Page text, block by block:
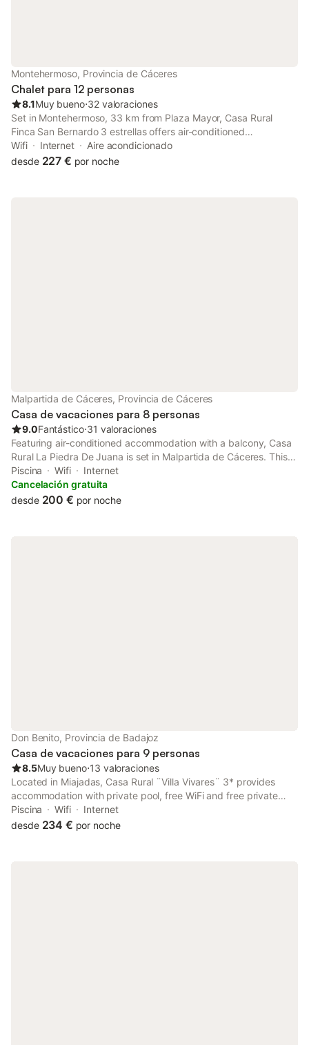
actividades locales.
Montehermoso, Provincia de Cáceres
Chalet para 12 personas
8.1Muy bueno⋅32 valoraciones
Set in Montehermoso, 33 km from Plaza Mayor, Casa Rural
Finca San Bernardo 3 estrellas offers air-conditioned
accommodation and free bikes. This property offers access to a
terrace and free private parking. The homestay has family
Wifi Internet
Aire acondicionado
desde 227 € por noche
Malpartida de Cáceres, Provincia de Cáceres
Casa de vacaciones para 8 personas
9.0Fantástico⋅31 valoraciones
Featuring air-conditioned accommodation with a balcony, Casa
Rural La Piedra De Juana is set in Malpartida de Cáceres. This
holiday home features a private pool, a garden, barbecue
facilities, free WiFi and free private parking.
Piscina Wifi
Internet
Cancelación gratuita
desde 200 € por noche
Don Benito, Provincia de Badajoz
Casa de vacaciones para 9 personas
8.5Muy bueno⋅13 valoraciones
Located in Miajadas, Casa Rural ¨Villa Vivares¨ 3* provides
accommodation with private pool, free WiFi and free private
parking for guests who drive. This holiday home offers air-
conditioned accommodation with a patio.
Piscina Wifi
Internet
desde 234 € por noche